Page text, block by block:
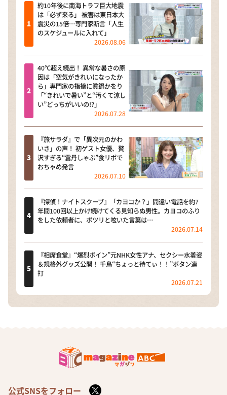
約10年後に南海トラフ巨大地震
は「必ず来る」 被害は東日本大
震災の15倍…専門家断言「人生
のスケジュールに入れて」
2026.08.06
40℃超え続出！ 異常な暑さの原
因は「空気がきれいになったか
ら」専門家の指摘に眞鍋かをり
「“きれいで暑い”と“汚くて涼し
い”どっちがいいの!?」
2026.07.28
『旅サラダ』で「異次元のかわ
いさ」の声！ 初ゲスト女優、贅
沢すぎる“雲丹しゃぶ”食リポで
おちゃめ発言
2026.07.10
『探偵！ナイトスクープ』「カヨコか？」間違い電話を約7
年間100回以上かけ続けてくる見知らぬ男性。カヨコのふり
をした依頼者に、ポツリと呟いた言葉は…
2026.07.14
『相席食堂』“爆烈ボイン”元NHK女性アナ、セクシー水着姿
＆規格外グッズ公開！ 千鳥“ちょっと待てぃ！！”ボタン連
打
2026.07.21
公式SNSをフォロー